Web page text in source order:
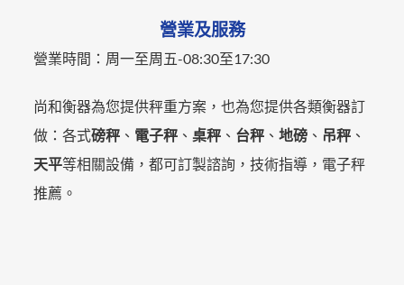
營業及服務
營業時間： 周一至周五-08:30至17:30
尚和衡器為您提供秤重方案，也為您提供各類衡器訂
做：各式磅秤 、 電子秤 、桌秤 、 台秤 、地磅 、 吊秤 、
天平等相關設備，都可訂製諮詢，技術指導，電子秤
推薦。